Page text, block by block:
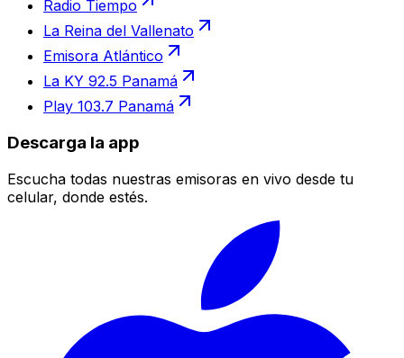
Radio Tiempo
La Reina del Vallenato
Emisora Atlántico
La KY 92.5 Panamá
Play 103.7 Panamá
Descarga la app
Escucha todas nuestras emisoras en vivo desde tu
celular, donde estés.